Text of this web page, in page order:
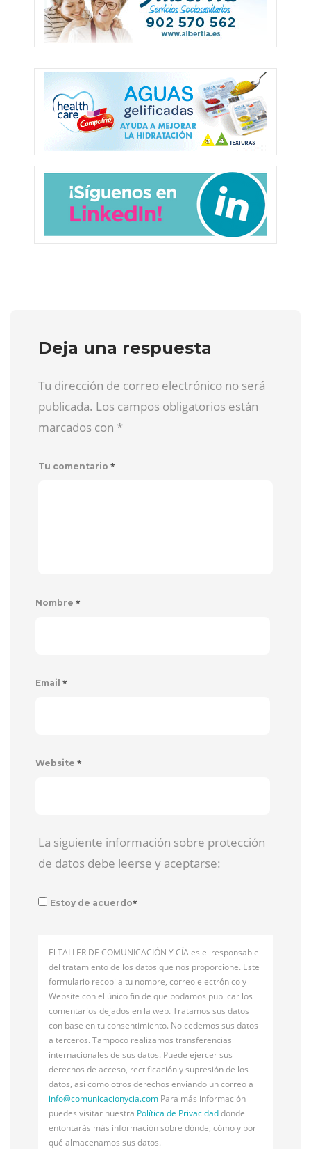
Deja una respuesta
Tu dirección de correo electrónico no será
publicada. Los campos obligatorios están
marcados con *
Tu comentario *
Nombre *
Email *
Website *
La siguiente información sobre protección
de datos debe leerse y aceptarse:
Estoy de acuerdo*
El TALLER DE COMUNICACIÓN Y CÍA es el responsable
del tratamiento de los datos que nos proporcione. Este
formulario recopila tu nombre, correo electrónico y
Website con el único fin de que podamos publicar los
comentarios dejados en la web. Tratamos sus datos
con base en tu consentimiento. No cedemos sus datos
a terceros. Tampoco realizamos transferencias
internacionales de sus datos. Puede ejercer sus
derechos de acceso, rectificación y supresión de los
datos, así como otros derechos enviando un correo a
info@comunicacionycia.com Para más información
puedes visitar nuestra Política de Privacidaddonde
entontarás más información sobre dónde, cómo y por
qué almacenamos sus datos.